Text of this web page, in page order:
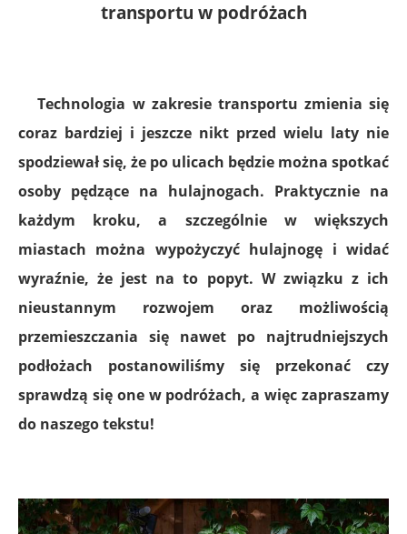
transportu w podróżach
Technologia w zakresie transportu zmienia się
coraz bardziej i jeszcze nikt przed wielu laty nie
spodziewał się, że po ulicach będzie można spotkać
osoby pędzące na hulajnogach. Praktycznie na
każdym kroku, a szczególnie w większych
miastach można wypożyczyć hulajnogę i widać
wyraźnie, że jest na to popyt. W związku z ich
nieustannym rozwojem oraz możliwością
przemieszczania się nawet po najtrudniejszych
podłożach postanowiliśmy się przekonać czy
sprawdzą się one w podróżach, a więc zapraszamy
do naszego tekstu!